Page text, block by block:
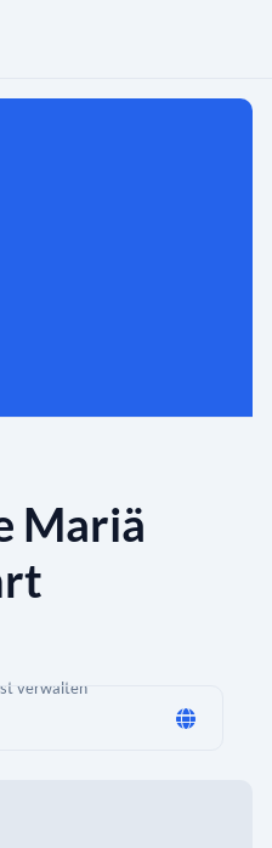
Mariä
verwalten